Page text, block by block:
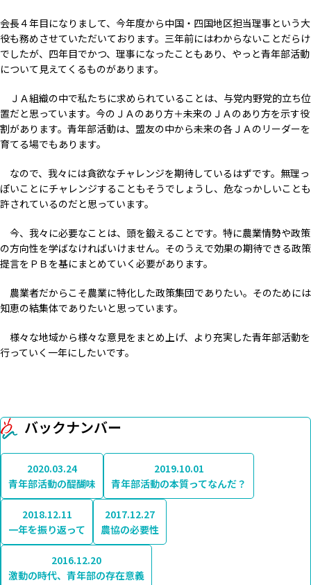
会長４年目になりまして、今年度から中国・四国地区担当理事という大
役も務めさせていただいております。三年前にはわからないことだらけ
でしたが、四年目でかつ、理事になったこともあり、やっと青年部活動
について見えてくるものがあります。
ＪＡ組織の中で私たちに求められていることは、与党内野党的立ち位
置だと思っています。今のＪＡのあり方＋未来のＪＡのあり方を示す役
割があります。青年部活動は、盟友の中から未来の各ＪＡのリーダーを
育てる場でもあります。
なので、我々には貪欲なチャレンジを期待しているはずです。無理っ
ぽいことにチャレンジすることもそうでしょうし、危なっかしいことも
許されているのだと思っています。
今、我々に必要なことは、頭を鍛えることです。特に農業情勢や政策
の方向性を学ばなければいけません。そのうえで効果の期待できる政策
提言をＰＢを基にまとめていく必要があります。
農業者だからこそ農業に特化した政策集団でありたい。そのためには
知恵の結集体でありたいと思っています。
様々な地域から様々な意見をまとめ上げ、より充実した青年部活動を
行っていく一年にしたいです。
バックナンバー
2020.03.24
青年部活動の醍醐味
2019.10.01
青年部活動の本質ってなんだ？
2018.12.11
一年を振り返って
2017.12.27
農協の必要性
2016.12.20
激動の時代、青年部の存在意義